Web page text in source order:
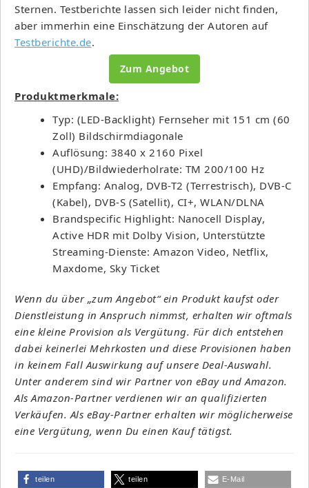
Sternen. Testberichte lassen sich leider nicht finden,
aber immerhin eine Einschätzung der Autoren auf
Testberichte.de.
Zum Angebot
Produktmerkmale:
Typ: (LED-Backlight) Fernseher mit 151 cm (60
Zoll) Bildschirmdiagonale
Auflösung: 3840 x 2160 Pixel
(UHD)/Bildwiederholrate: TM 200/100 Hz
Empfang: Analog, DVB-T2 (Terrestrisch), DVB-C
(Kabel), DVB-S (Satellit), CI+, WLAN/DLNA
Brandspecific Highlight: Nanocell Display,
Active HDR mit Dolby Vision, Unterstützte
Streaming-Dienste: Amazon Video, Netflix,
Maxdome, Sky Ticket
Wenn du über „zum Angebot“ ein Produkt kaufst oder
Dienstleistung in Anspruch nimmst, erhalten wir oftmals
eine kleine Provision als Vergütung. Für dich entstehen
dabei keinerlei Mehrkosten und diese Provisionen haben
in keinem Fall Auswirkung auf unsere Deal-Auswahl.
Unter anderem sind wir Partner von eBay und Amazon.
Als Amazon-Partner verdienen wir an qualifizierten
Verkäufen. Als eBay-Partner erhalten wir möglicherweise
eine Vergütung, wenn Du einen Kauf tätigst.
teilen teilen E-Mail